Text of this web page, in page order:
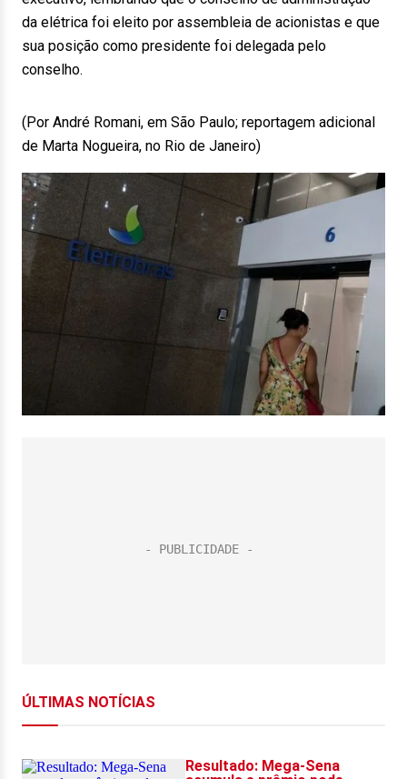
da elétrica foi eleito por assembleia de acionistas e que
sua posição como presidente foi delegada pelo
conselho.
(Por André Romani, em São Paulo; reportagem adicional
de Marta Nogueira, no Rio de Janeiro)